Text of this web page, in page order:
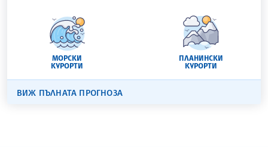
МОРСКИ
КУРОРТИ
ПЛАНИНСКИ
КУРОРТИ
ВИЖ ПЪЛНАТА ПРОГНОЗА